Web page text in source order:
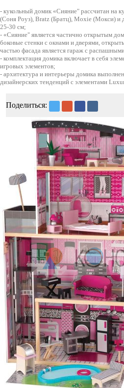
- кукольный домик «Сияние" рассчитан на
(Соня Роуз), Bratz (Братц), Moxie (Мокси) и
25-30 см;
- «Сияние" является частично открытым
боковые стенки с окнами и дверями,
частью фасада является гараж с
- комплектация домика включает в себя
игровых элементов;
- архитектура и интерьеры домика
дизайнерских тенденций с элементами
Поделиться: